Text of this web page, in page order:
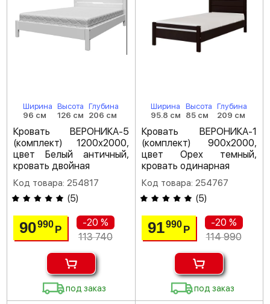
Ширина
96 см
Высота
126 см
Глубина
206 см
Кровать ВЕРОНИКА-5
(комплект) 1200х2000,
цвет Белый античный,
кровать двойная
Код товара: 254817
(5)
90990Р
-20 %
113 740
под заказ
Ширина
95.8 см
Высота
85 см
Глубина
209 см
Кровать ВЕРОНИКА-1
(комплект) 900х2000,
цвет Орех темный,
кровать одинарная
Код товара: 254767
(5)
91990 Р
-20 %
114 990
под заказ